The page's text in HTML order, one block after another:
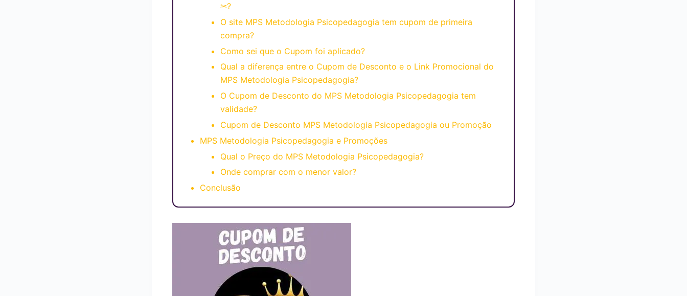
✂?
O site MPS Metodologia Psicopedagogia tem cupom de primeira
compra?
Como sei que o Cupom foi aplicado?
Qual a diferença entre o Cupom de Desconto e o Link Promocional do
MPS Metodologia Psicopedagogia?
O Cupom de Desconto do MPS Metodologia Psicopedagogia tem
validade?
Cupom de Desconto MPS Metodologia Psicopedagogia ou Promoção
MPS Metodologia Psicopedagogia e Promoções
Qual o Preço do MPS Metodologia Psicopedagogia?
Onde comprar com o menor valor?
Conclusão